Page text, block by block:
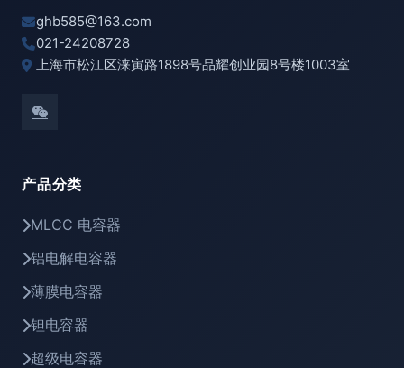
ghb585@163.com
021-24208728
上海市松江区涞寅路1898号品耀创业园8号楼1003室
产品分类
MLCC 电容器
铝电解电容器
薄膜电容器
钽电容器
超级电容器